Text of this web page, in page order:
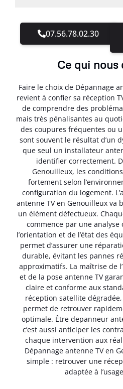
07.56.78.02.30
Ce qui nous
Faire le choix de Dépannage
revient à confier sa réception
de comprendre des
mais très pénalisantes au
des coupures fréquentes ou
sont souvent le résultat d’un
que seul un installateur
identifier correctement.
Genouilleux, les
fortement selon
configuration du logement.
antenne TV en Genouilleux va
un élément défectueux.
commence par une
l’orientation et de l’état des
permet d’assurer une
durable, évitant les pannes
approximatifs. La maîtrise de
et de la pose antenne TV
claire et conforme aux
réception satellite
permet de retrouver
optimale. Être depanneur
c’est aussi anticiper les
chaque intervention aux
Dépannage antenne TV en
simple : retrouver une
adaptée à